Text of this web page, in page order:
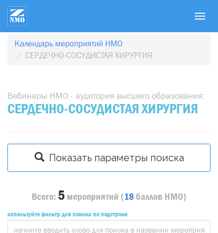
T
a
a
i
Календарь мероприятий НМО
СЕРДЕЧНО-СОСУДИСТАЯ ХИРУРГИЯ
Вебинары НМО - аудитория высшего образования:
СЕРДЕЧНО-СОСУДИСТАЯ ХИРУРГИЯ
Показать параметры поиска
Всего: 5 мероприятий (18баллов НМО)
используйте фильтр для поиска по подстроке